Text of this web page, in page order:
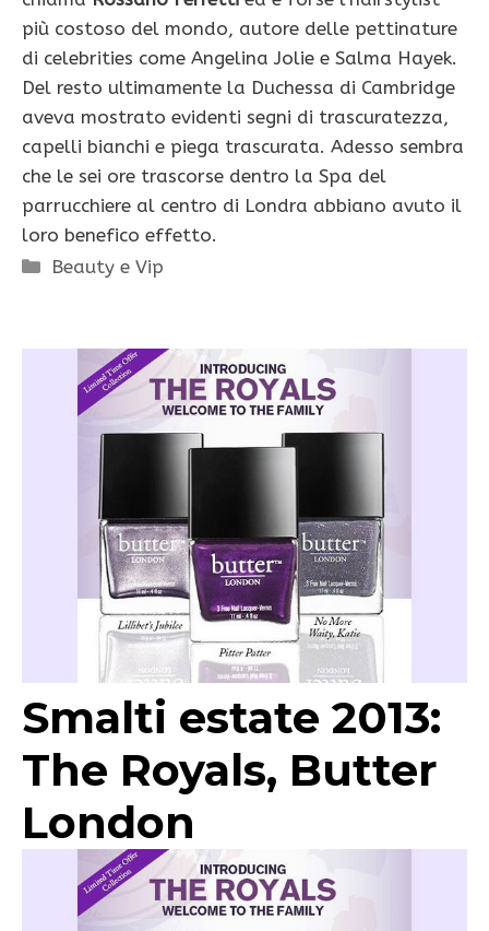
più costoso del mondo, autore delle pettinature
di celebrities come Angelina Jolie e Salma Hayek.
Del resto ultimamente la Duchessa di Cambridge
aveva mostrato evidenti segni di trascuratezza,
capelli bianchi e piega trascurata. Adesso sembra
che le sei ore trascorse dentro la Spa del
parrucchiere al centro di Londra abbiano avuto il
loro benefico effetto.
Categorie
Beauty e Vip
Smalti estate 2013:
The Royals, Butter
London